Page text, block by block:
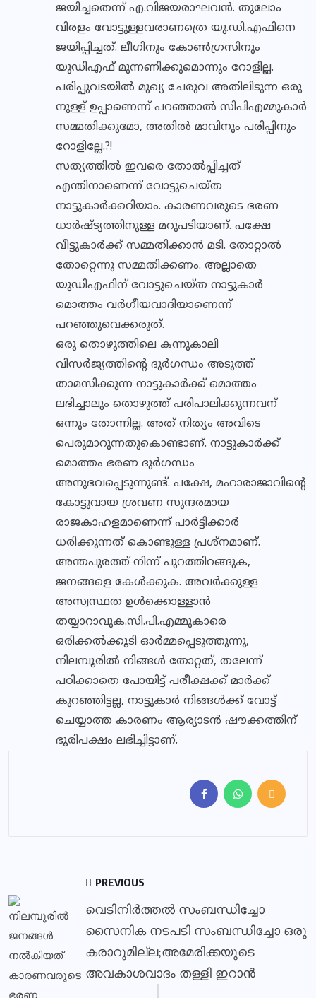
ജയിച്ചതെന്ന് എ.വിജയരാഘവൻ. തുലോം
വിരളം വോട്ടുള്ളവരാണത്രെ യു.ഡി.എഫിനെ
ജയിപ്പിച്ചത്. ലീഗിനും കോൺഗ്രസിനും
യുഡിഎഫ് മുന്നണിക്കുമൊന്നും റോളില്ല.
പരിപ്പുവടയിൽ മുഖ്യ ചേരുവ അതിലിടുന്ന ഒരു
നുള്ള് ഉപ്പാണെന്ന് പറഞ്ഞാൽ സിപിഎമ്മുകാർ
സമ്മതിക്കുമോ, അതിൽ മാവിനും പരിപ്പിനും
റോളില്ലേ.?!
സത്യത്തിൽ ഇവരെ തോൽപ്പിച്ചത്
എന്തിനാണെന്ന് വോട്ടുചെയ്ത
നാട്ടുകാർക്കറിയാം. കാരണവരുടെ ഭരണ
ധാർഷ്ട്യത്തിനുള്ള മറുപടിയാണ്. പക്ഷേ
വീട്ടുകാർക്ക് സമ്മതിക്കാൻ മടി. തോറ്റാൽ
തോറ്റെന്നു സമ്മതിക്കണം. അല്ലാതെ
യുഡിഎഫിന് വോട്ടുചെയ്ത നാട്ടുകാർ
മൊത്തം വർഗീയവാദിയാണെന്ന്
പറഞ്ഞുവെക്കരുത്.
ഒരു തൊഴുത്തിലെ കന്നുകാലി
വിസർജ്യത്തിൻ്റെ ദുർഗന്ധം അടുത്ത്
താമസിക്കുന്ന നാട്ടുകാർക്ക് മൊത്തം
ലഭിച്ചാലും തൊഴുത്ത് പരിപാലിക്കുന്നവന്
ഒന്നും തോന്നില്ല. അത് നിത്യം അവിടെ
പെരുമാറുന്നതുകൊണ്ടാണ്. നാട്ടുകാർക്ക്
മൊത്തം ഭരണ ദുർഗന്ധം
അനുഭവപ്പെടുന്നുണ്ട്. പക്ഷേ, മഹാരാജാവിൻ്റെ
കോട്ടുവായ ശ്രവണ സുന്ദരമായ
രാജകാഹളമാണെന്ന് പാർട്ടിക്കാർ
ധരിക്കുന്നത് കൊണ്ടുള്ള പ്രശ്നമാണ്.
അന്തപുരത്ത് നിന്ന് പുറത്തിറങ്ങുക,
ജനങ്ങളെ കേൾക്കുക. അവർക്കുള്ള
അസ്വസ്ഥത ഉൾക്കൊള്ളാൻ
തയ്യാറാവുക.സി.പി.എമ്മുകാരെ
ഒരിക്കൽക്കൂടി ഓർമ്മപ്പെടുത്തുന്നു,
നിലമ്പൂരിൽ നിങ്ങൾ തോറ്റത്, തലേന്ന്
പഠിക്കാതെ പോയിട്ട് പരീക്ഷക്ക് മാർക്ക്
കുറഞ്ഞിട്ടല്ല, നാട്ടുകാർ നിങ്ങൾക്ക് വോട്ട്
ചെയ്യാത്ത കാരണം ആര്യാടൻ ഷൗക്കത്തിന്
ഭൂരിപക്ഷം ലഭിച്ചിട്ടാണ്.
PREVIOUS
വെടിനിർത്തൽ സംബന്ധിച്ചോ
സൈനിക നടപടി സംബന്ധിച്ചോ ഒരു
കരാറുമില്ല;അമേരിക്കയുടെ
അവകാശവാദം തള്ളി ഇറാൻ